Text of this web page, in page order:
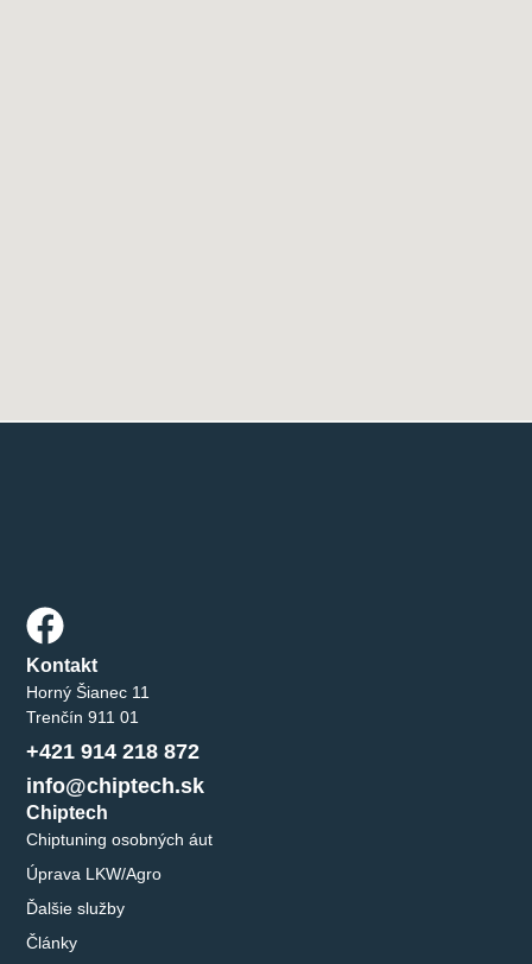
Chiptech
Chiptuning osobných áut
Úprava LKW/Agro
Ďalšie služby
Články
Kontakt
Horný Šianec 11
Trenčín 911 01
+421 914 218 872
info@chiptech.sk